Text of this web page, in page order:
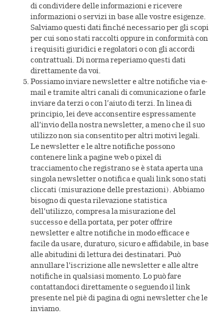
di condividere delle informazioni e ricevere
informazioni o servizi in base alle vostre esigenze.
Salviamo questi dati finché necessario per gli scopi
per cui sono stati raccolti oppure in conformità con
i requisiti giuridici e regolatori o con gli accordi
contrattuali. Di norma reperiamo questi dati
direttamente da voi.
Possiamo inviare newsletter e altre notifiche via e-
mail e tramite altri canali di comunicazione o farle
inviare da terzi o con l’aiuto di terzi. In linea di
principio, lei deve acconsentire espressamente
all’invio della nostra newsletter, a meno che il suo
utilizzo non sia consentito per altri motivi legali.
Le newsletter e le altre notifiche possono
contenere link a pagine web o pixel di
tracciamento che registrano se è stata aperta una
singola newsletter o notifica e quali link sono stati
cliccati (misurazione delle prestazioni). Abbiamo
bisogno di questa rilevazione statistica
dell’utilizzo, compresa la misurazione del
successo e della portata, per poter offrire
newsletter e altre notifiche in modo efficace e
facile da usare, duraturo, sicuro e affidabile, in base
alle abitudini di lettura dei destinatari. Può
annullare l’iscrizione alle newsletter e alle altre
notifiche in qualsiasi momento. Lo può fare
contattandoci direttamente o seguendo il link
presente nel piè di pagina di ogni newsletter che le
inviamo.